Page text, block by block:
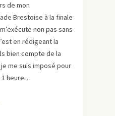
de mon
Brestoise à la finale
non pas sans
en rédigeant la
bien compte de la
me suis imposé pour
1 heure…